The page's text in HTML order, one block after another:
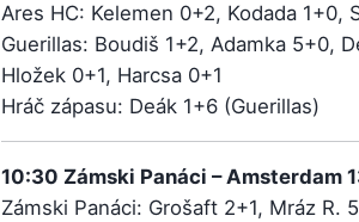
Ares HC: Kelemen 0+2, Kodada 1+0,
Guerillas: Boudiš 1+2, Adamka 5+0,
Hložek 0+1, Harcsa 0+1
Hráč zápasu: Deák 1+6 (Guerillas)
10:30 Zámski Panáci – Amsterdam
Zámski Panáci: Grošaft 2+1, Mráz R.